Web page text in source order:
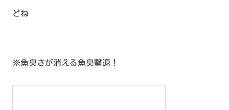
どね
※魚臭さが消える魚臭撃退！